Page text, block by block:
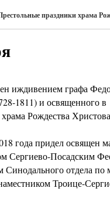
праздники храма
иждивением графа
1811) и освященного в
Рождества
года придел освящен
Сергиево-Посадским
Синодального отдела
Троице-